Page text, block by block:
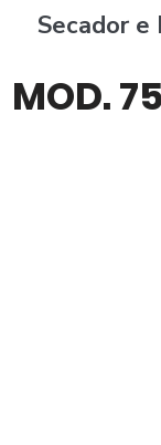
Secador e
MOD.